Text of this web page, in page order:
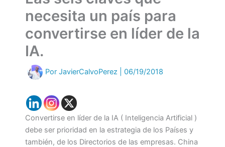
necesita un país para
convertirse en líder de la
IA.
Por JavierCalvoPerez 06/19/2018
Convertirse en líder de la IA ( Inteligencia Artificial )
debe ser prioridad en la estrategia de los Países y
también, de los Directorios de las empresas. China